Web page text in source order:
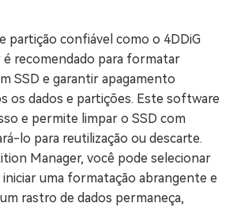
partição confiável como o 4DDiG
é recomendado para formatar
SSD e garantir apagamento
os dados e partições. Este software
e permite limpar o SSD com
lo para reutilização ou descarte.
Manager, você pode selecionar
uma formatação abrangente e
rastro de dados permaneça,